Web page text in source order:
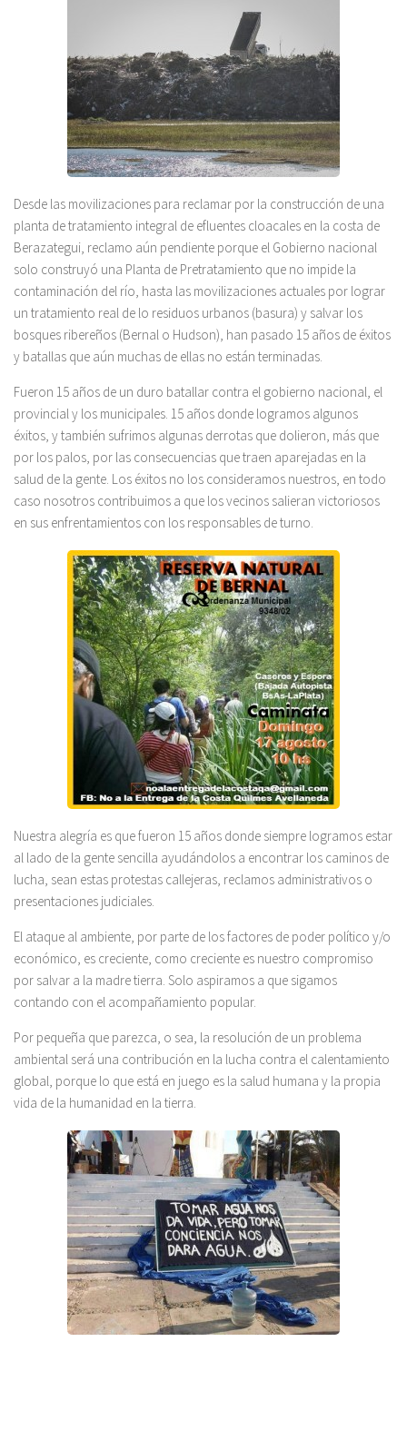
Desde las movilizaciones para reclamar por la construcción de una
planta de tratamiento integral de efluentes cloacales en la costa de
Berazategui, reclamo aún pendiente porque el Gobierno nacional
solo construyó una Planta de Pretratamiento que no impide la
contaminación del río, hasta las movilizaciones actuales por lograr
un tratamiento real de lo residuos urbanos (basura) y salvar los
bosques ribereños (Bernal o Hudson), han pasado 15 años de éxitos
y batallas que aún muchas de ellas no están terminadas.
Fueron 15 años de un duro batallar contra el gobierno nacional, el
provincial y los municipales. 15 años donde logramos algunos
éxitos, y también sufrimos algunas derrotas que dolieron, más que
por los palos, por las consecuencias que traen aparejadas en la
salud de la gente. Los éxitos no los consideramos nuestros, en todo
caso nosotros contribuimos a que los vecinos salieran victoriosos
en sus enfrentamientos con los responsables de turno.
Nuestra alegría es que fueron 15 años donde siempre logramos estar
al lado de la gente sencilla ayudándolos a encontrar los caminos de
lucha, sean estas protestas callejeras, reclamos administrativos o
presentaciones judiciales.
El ataque al ambiente, por parte de los factores de poder político y/o
económico, es creciente, como creciente es nuestro compromiso
por salvar a la madre tierra. Solo aspiramos a que sigamos
contando con el acompañamiento popular.
Por pequeña que parezca, o sea, la resolución de un problema
ambiental será una contribución en la lucha contra el calentamiento
global, porque lo que está en juego es la salud humana y la propia
vida de la humanidad en la tierra.